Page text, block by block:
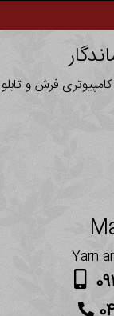
فرش و تابلو
Yarn